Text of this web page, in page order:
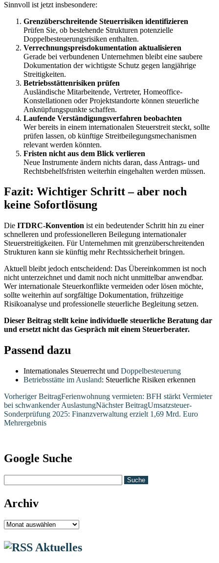
Sinnvoll ist jetzt insbesondere:
Grenzüberschreitende Steuerrisiken identifizieren
Prüfen Sie, ob bestehende Strukturen potenzielle
Doppelbesteuerungsrisiken enthalten.
Verrechnungspreisdokumentation aktualisieren
Gerade bei verbundenen Unternehmen bleibt eine saubere
Dokumentation der wichtigste Schutz gegen langjährige
Streitigkeiten.
Betriebsstättenrisiken prüfen
Ausländische Mitarbeitende, Vertreter, Homeoffice-
Konstellationen oder Projektstandorte können steuerliche
Anknüpfungspunkte schaffen.
Laufende Verständigungsverfahren beobachten
Wer bereits in einem internationalen Steuerstreit steckt, sollte
prüfen lassen, ob künftige Streitbeilegungsmechanismen
relevant werden könnten.
Fristen nicht aus dem Blick verlieren
Neue Instrumente ändern nichts daran, dass Antrags- und
Rechtsbehelfsfristen weiterhin eingehalten werden müssen.
Fazit: Wichtiger Schritt – aber noch
keine Sofortlösung
Die ITDRC-Konvention ist ein bedeutender Schritt hin zu einer
schnelleren und professionelleren Beilegung internationaler
Steuerstreitigkeiten. Für Unternehmen mit grenzüberschreitenden
Strukturen kann sie künftig mehr Rechtssicherheit bringen.
Aktuell bleibt jedoch entscheidend: Das Übereinkommen ist noch
nicht unterzeichnet und damit noch nicht unmittelbar anwendbar.
Wer internationale Steuerkonflikte vermeiden oder lösen möchte,
sollte weiterhin auf sorgfältige Dokumentation, frühzeitige
Risikoanalyse und professionelle steuerliche Begleitung setzen.
Dieser Beitrag stellt keine individuelle steuerliche Beratung dar
und ersetzt nicht das Gespräch mit einem Steuerberater.
Passend dazu
Internationales Steuerrecht und Doppelbesteuerung
Betriebsstätte im Ausland: Steuerliche Risiken erkennen
Beitragsnavigation
Vorheriger BeitragFerienwohnung vermieten: BFH stärkt Vermieter
bei schwankender AuslastungNächster BeitragUmsatzsteuer-
Sonderprüfung 2025: Finanzverwaltung erzielt 1,69 Mrd. Euro
Mehrergebnis
Google Suche
Archiv
Archiv
Aktuelles